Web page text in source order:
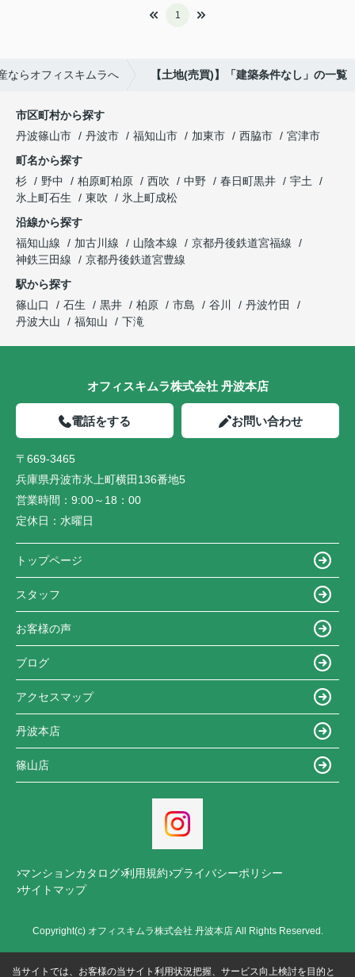
1
ならオフィスキムラへ 【土地(売買)】「建築条件なし」の一覧
市区町村から探す
丹波篠山市
丹波市 福知山市 加東市 西脇市
宮津市
町名から探す
杉
野中 柏原町柏原 西吹 中野 春日町黒井
宇土
氷上町石生
東吹
氷上町成松
沿線から探す
福知山線
加古川線 山陰本線
京都丹後鉄道宮福線
神鉄三田線
京都丹後鉄道宮豊線
駅から探す
篠山口
石生 黒井 柏原 市島 谷川
丹波竹田
丹波大山
福知山 下滝
オフィスキムラ株式会社 丹波本店
電話をする お問い合わせ
〒669-3465
兵庫県丹波市氷上町横田136番地5
営業時間： 9:00～18：00
定休日： 水曜日
トップページ
スタッフ
お客様の声
ブログ
アクセスマップ
丹波本店
篠山店
マンションカタログ 利用規約 プライバシーポリシー
サイトマップ
Copyright(c) オフィスキムラ株式会社 丹波本店 All Rights Reserved.
当サイトでは、お客様の当サイト利用状況把握、サービス向上検討を目的と